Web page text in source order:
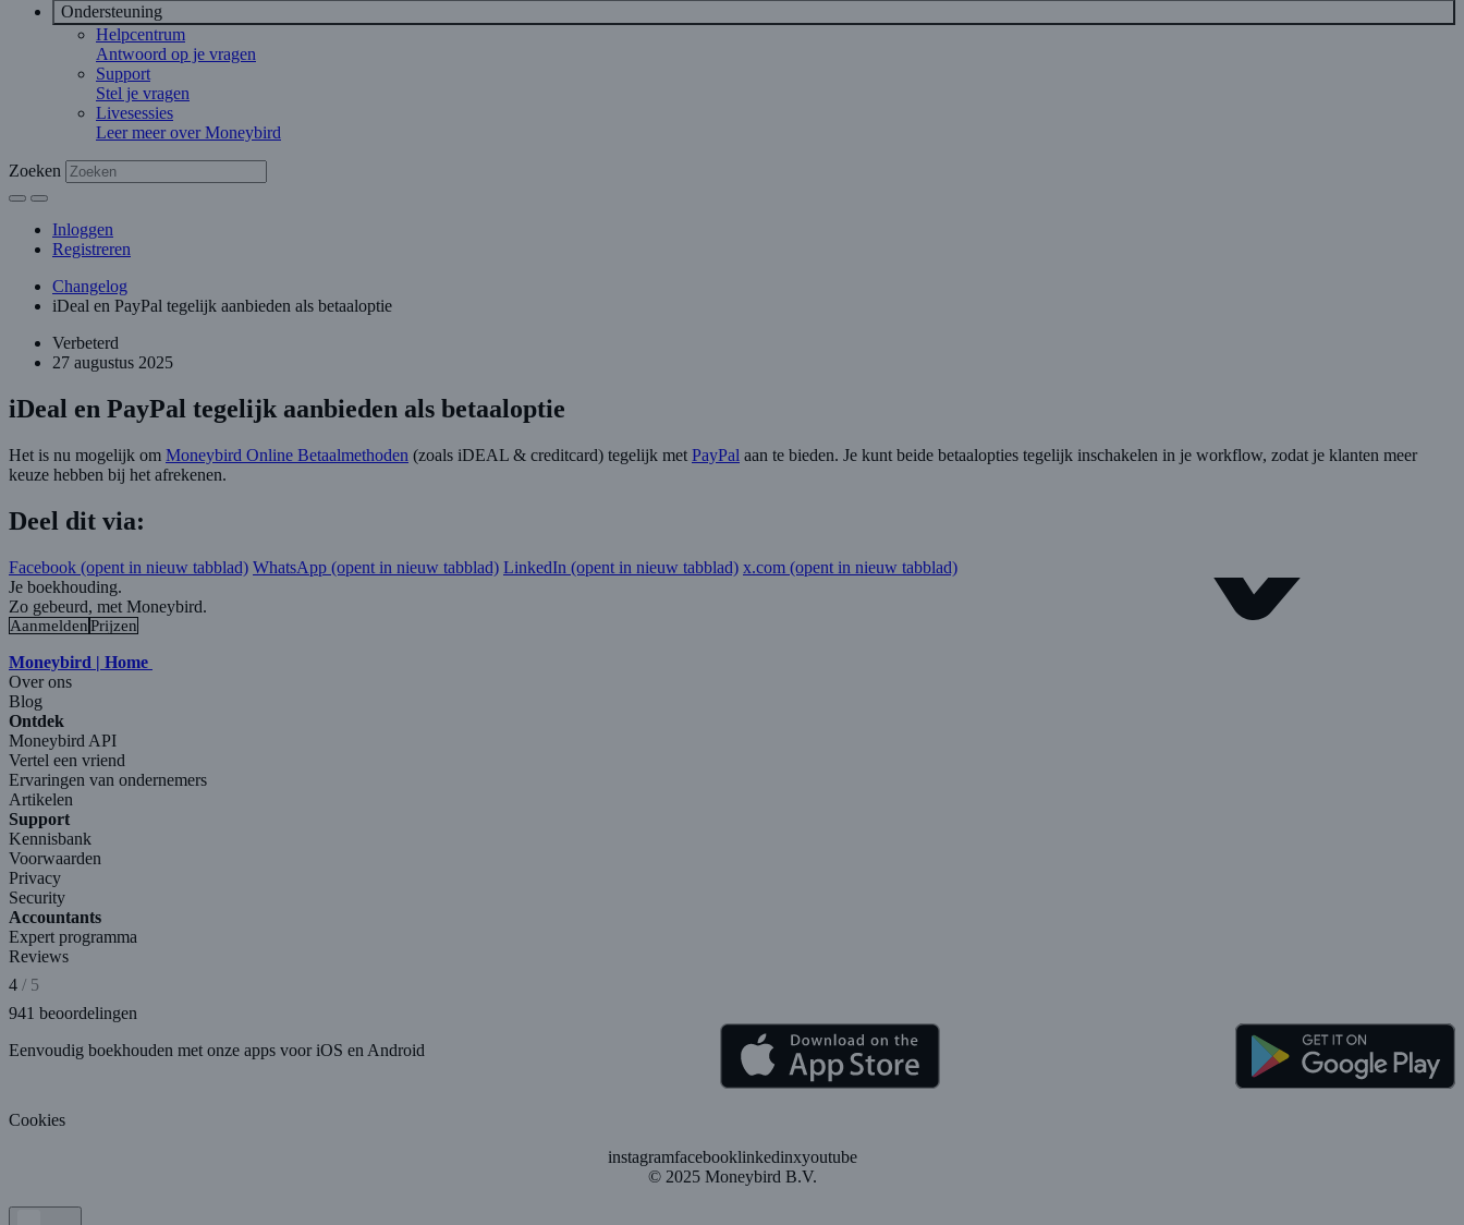
Ondersteuning
Helpcentrum
Antwoord op je vragen
Support
Stel je vragen
Livesessies
Leer meer over Moneybird
Zoeken
Inloggen
Registreren
Changelog
iDeal en PayPal tegelijk aanbieden als betaaloptie
Verbeterd
27 augustus 2025
iDeal en PayPal tegelijk aanbieden als betaaloptie
Het is nu mogelijk om Moneybird Online Betaalmethoden (zoals iDEAL & creditcard) tegelijk met PayPal aan te bieden. Je kunt beide betaalopties tegelijk inschakelen in je workflow, zodat je klanten meer
keuze hebben bij het afrekenen.
Deel dit via:
Facebook (opent in nieuw tabblad) WhatsApp (opent in nieuw tabblad) LinkedIn (opent in nieuw tabblad) x.com (opent in nieuw tabblad)